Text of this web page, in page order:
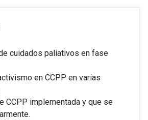
cuidados paliativos en fase
en CCPP en varias
CCPP implementada y que se